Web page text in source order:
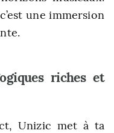
une immersion
riches et
Unizic met à ta